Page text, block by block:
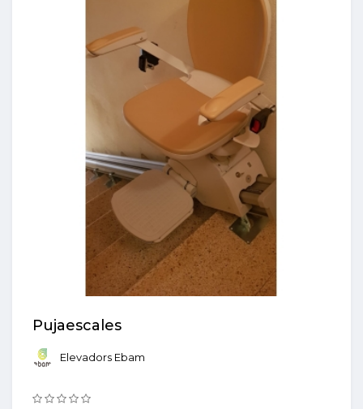
Pujaescales
Elevadors Ebam